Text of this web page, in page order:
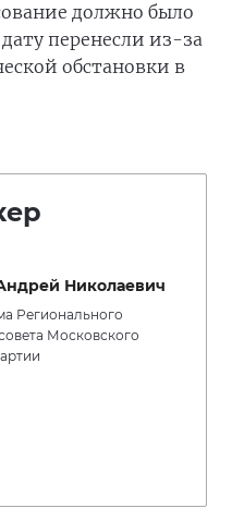
должно было
перенесли из-за
обстановки в
Николаевич
Регионального
Московского